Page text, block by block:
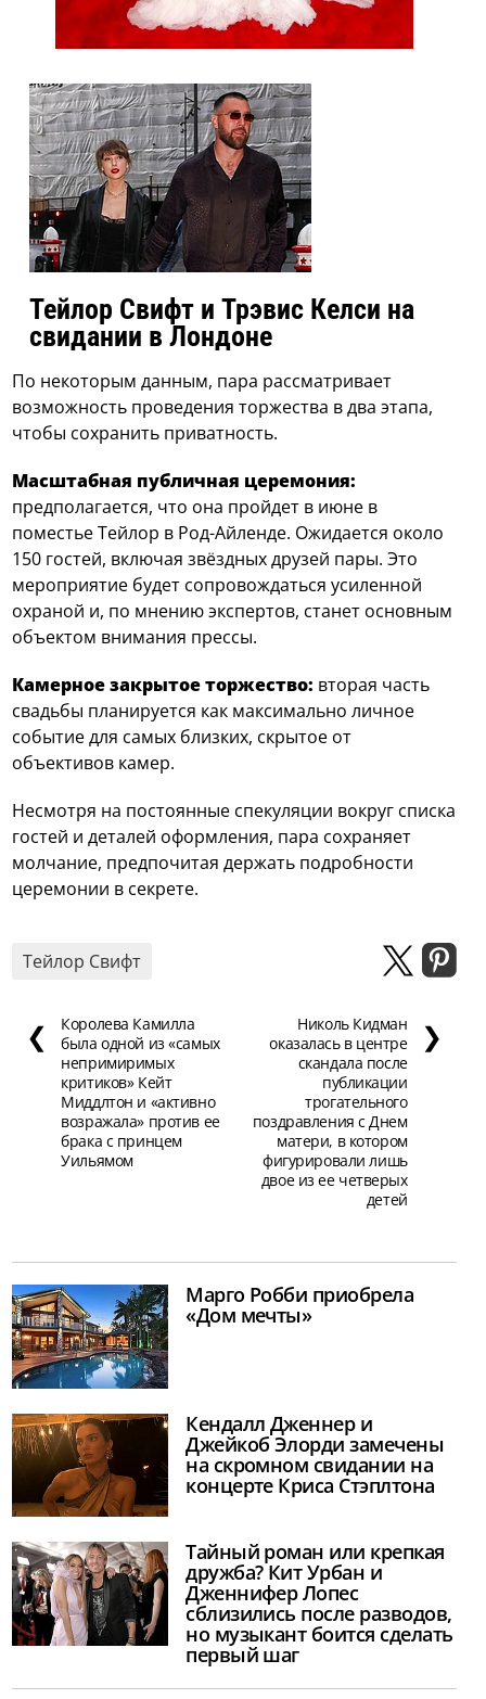
Тейлор Свифт и Трэвис Келси на
свидании в Лондоне
По некоторым данным, пара рассматривает
возможность проведения торжества в два этапа,
чтобы сохранить приватность.
Масштабная публичная церемония:
предполагается, что она пройдет в июне в
поместье Тейлор в Род-Айленде. Ожидается около
150 гостей, включая звёздных друзей пары. Это
мероприятие будет сопровождаться усиленной
охраной и, по мнению экспертов, станет основным
объектом внимания прессы.
Камерное закрытое торжество: вторая часть
свадьбы планируется как максимально личное
событие для самых близких, скрытое от
объективов камер.
Несмотря на постоянные спекуляции вокруг списка
гостей и деталей оформления, пара сохраняет
молчание, предпочитая держать подробности
церемонии в секрете.
Тейлор Свифт
❮
Королева Камилла
была одной из «самых
непримиримых
критиков» Кейт
Миддлтон и «активно
возражала» против ее
брака с принцем
Уильямом
Николь Кидман
оказалась в центре
скандала после
публикации
трогательного
поздравления с Днем
матери, в котором
фигурировали лишь
двое из ее четверых
детей
❯
Марго Робби приобрела
«Дом мечты»
Кендалл Дженнер и
Джейкоб Элорди замечены
на скромном свидании на
концерте Криса Стэплтона
Тайный роман или крепкая
дружба? Кит Урбан и
Дженнифер Лопес
сблизились после разводов,
но музыкант боится сделать
первый шаг